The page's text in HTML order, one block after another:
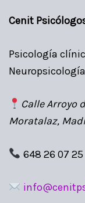
Cenit
Psicología
Neuropsicología
Calle Arroyo
Moratalaz,
648 26 07 25